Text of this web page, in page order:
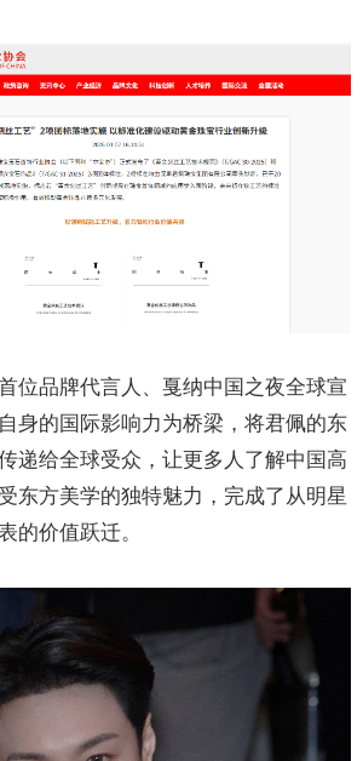
位品牌代言人、戛纳中国之夜全球宣
身的国际影响力为桥梁，将君佩的东
递给全球受众，让更多人了解中国高
东方美学的独特魅力，完成了从明星
的价值跃迁。